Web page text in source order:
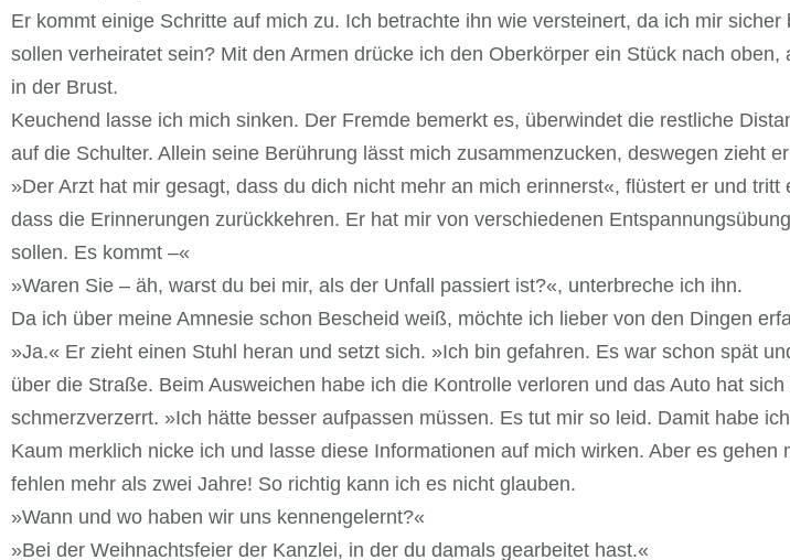
Er kommt einige Schritte auf mich zu. Ich betrachte ihn wie versteinert, da ich mir
sollen verheiratet sein? Mit den Armen drücke ich den Oberkörper ein Stück nach
in der Brust.
Keuchend lasse ich mich sinken. Der Fremde bemerkt es, überwindet die restliche
auf die Schulter. Allein seine Berührung lässt mich zusammenzucken, deswegen zieht
»Der Arzt hat mir gesagt, dass du dich nicht mehr an mich erinnerst«, flüstert er und
dass die Erinnerungen zurückkehren. Er hat mir von verschiedenen
sollen. Es kommt –«
»Waren Sie – äh, warst du bei mir, als der Unfall passiert ist?«, unterbreche ich ihn.
Da ich über meine Amnesie schon Bescheid weiß, möchte ich lieber von den Dingen
»Ja.« Er zieht einen Stuhl heran und setzt sich. »Ich bin gefahren. Es war schon spät
über die Straße. Beim Ausweichen habe ich die Kontrolle verloren und das Auto hat
schmerzverzerrt. »Ich hätte besser aufpassen müssen. Es tut mir so leid. Damit habe
Kaum merklich nicke ich und lasse diese Informationen auf mich wirken. Aber es
fehlen mehr als zwei Jahre! So richtig kann ich es nicht glauben.
»Wann und wo haben wir uns kennengelernt?«
»Bei der Weihnachtsfeier der Kanzlei, in der du damals gearbeitet hast.«